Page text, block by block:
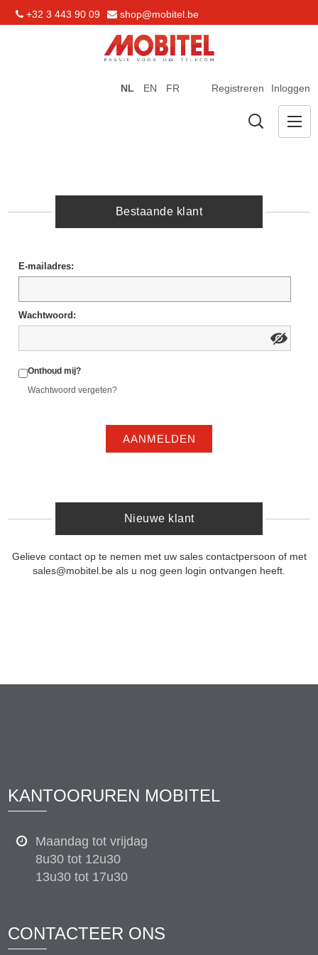
+32 3 443 90 09 shop@mobitel.be
Registreren Inloggen
NL EN FR
Bestaande klant
E-mailadres:
Wachtwoord:
Onthoud mij?
Wachtwoord vergeten?
AANMELDEN
Nieuwe klant
Gelieve contact op te nemen met uw sales contactpersoon of met
sales@mobitel.be als u nog geen login ontvangen heeft.
KANTOORUREN MOBITEL
Maandag tot vrijdag
8u30 tot 12u30
13u30 tot 17u30
CONTACTEER ONS